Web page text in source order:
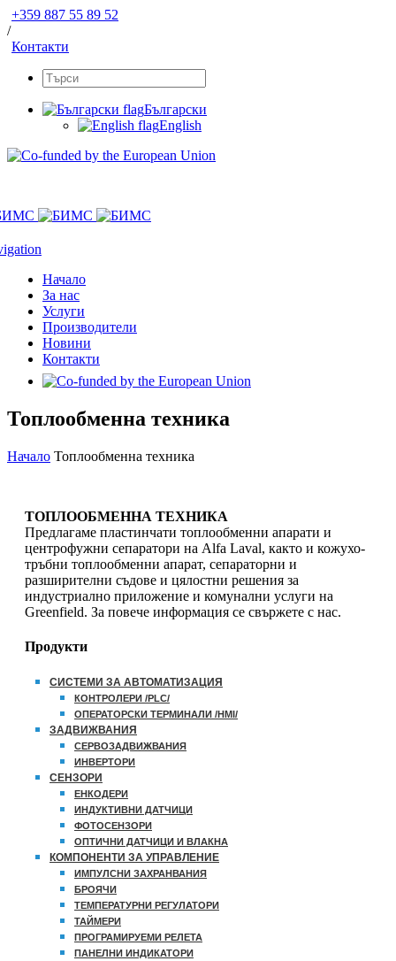
+359 887 55 89 52
/
Контакти
Български
English
Начало
За нас
Услуги
Производители
Новини
Контакти
Топлообменна техника
Начало Топлообменна техника
ТОПЛООБМЕННА ТЕХНИКА
Предлагаме пластинчати топлообменни апарати и
центрофужни сепаратори на Alfa Laval, както и кожухо-
тръбни топлообменни апарат, сепараторни и
разширителни съдове и цялостни решения за
индустриално приложение и комунални услуги на
Greenfield. За повече информация се свържете с нас.
Продукти
СИСТЕМИ ЗА АВТОМАТИЗАЦИЯ
КОНТРОЛЕРИ /PLC/
ОПЕРАТОРСКИ ТЕРМИНАЛИ /HMI/
ЗАДВИЖВАНИЯ
СЕРВОЗАДВИЖВАНИЯ
ИНВЕРТОРИ
СЕНЗОРИ
ЕНКОДЕРИ
ИНДУКТИВНИ ДАТЧИЦИ
ФОТОСЕНЗОРИ
ОПТИЧНИ ДАТЧИЦИ И ВЛАКНА
КОМПОНЕНТИ ЗА УПРАВЛЕНИЕ
ИМПУЛСНИ ЗАХРАНВАНИЯ
БРОЯЧИ
ТЕМПЕРАТУРНИ РЕГУЛАТОРИ
ТАЙМЕРИ
ПРОГРАМИРУЕМИ РЕЛЕТА
ПАНЕЛНИ ИНДИКАТОРИ